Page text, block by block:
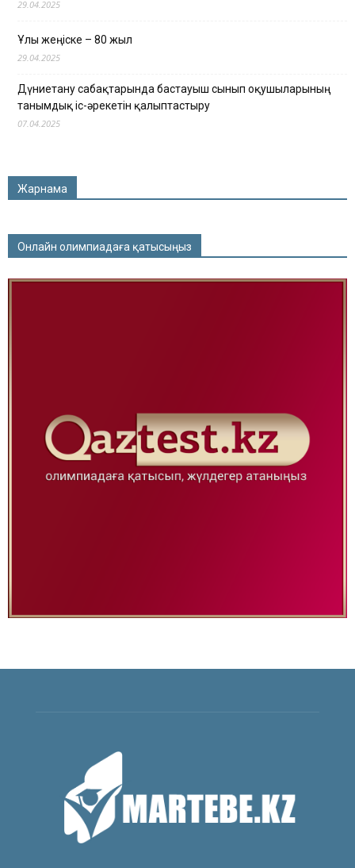
29.04.2025
Ұлы жеңіске – 80 жыл
29.04.2025
Дүниетану сабақтарында бастауыш сынып оқушыларының
танымдық іс-әрекетін қалыптастыру
07.04.2025
Жарнама
Онлайн олимпиадаға қатысыңыз